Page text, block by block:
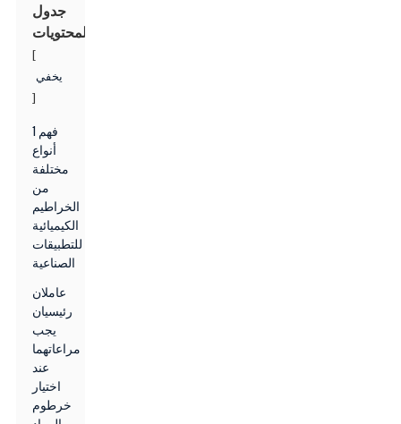
جدول
المحتويات
[
يخفي
]
1 فهم
أنواع
مختلفة
من
الخراطيم
الكيميائية
للتطبيقات
الصناعية
عاملان
رئيسيان
يجب
مراعاتهما
عند
اختيار
خرطوم